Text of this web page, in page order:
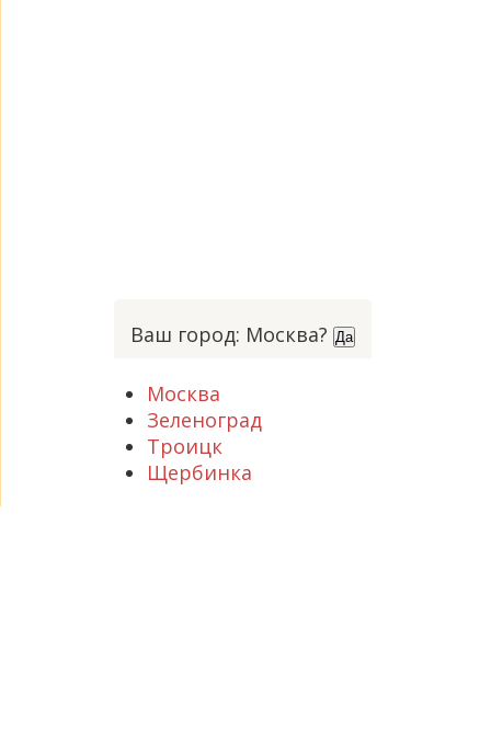
Ваш город: Москва? Да
Москва
Зеленоград
Троицк
Щербинка